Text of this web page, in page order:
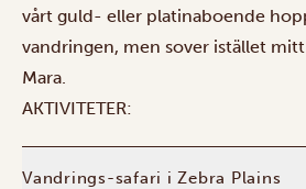
vårt guld- eller platinaboende
vandringen, men sover istället mitt
Mara.
AKTIVITETER:
Vandrings-safari i Zebra Plains